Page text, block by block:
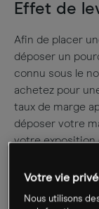
Effet de
Afin de placer
déposer un
connu sous le
achetez pour
taux de marge
déposer votre
votre exposition
directement.
Votre vie
Nous utilisons